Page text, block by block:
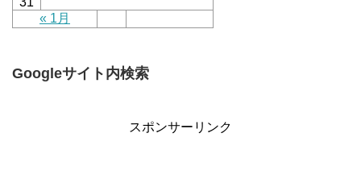
« 1月
Googleサイト内検索
スポンサーリンク